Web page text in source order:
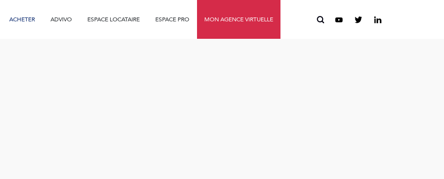
ACHETER ADVIVO ESPACE LOCATAIRE ESPACE PRO MON AGENCE VIRTUELLE